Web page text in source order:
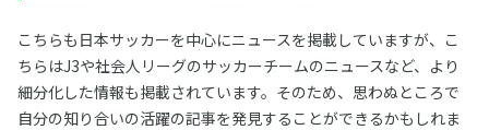
こちらも日本サッカーを中心にニュースを掲載していますが、こ
ちらはJ3や社会人リーグのサッカーチームのニュースなど、より
細分化した情報も掲載されています。そのため、思わぬところで
自分の知り合いの活躍の記事を発見することができるかもしれま